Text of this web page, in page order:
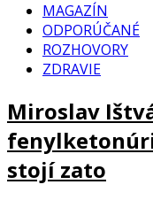
MAGAZÍN
ODPORÚČANÉ
ROZHOVORY
ZDRAVIE
Miroslav
stojí zato